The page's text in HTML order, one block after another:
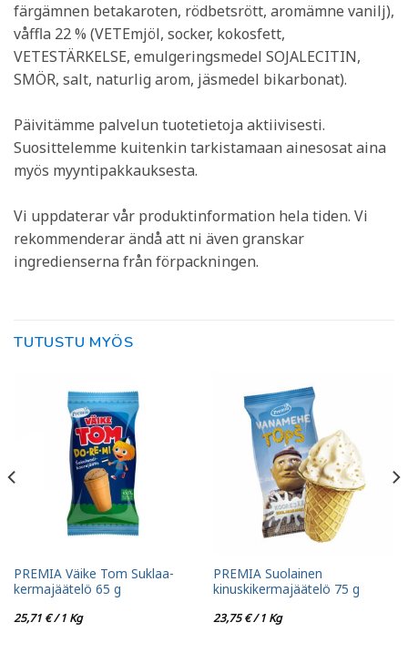
färgämnen betakaroten, rödbetsrött, aromämne vanilj),
våffla 22 % (VETEmjöl, socker, kokosfett,
VETESTÄRKELSE, emulgeringsmedel SOJALECITIN,
SMÖR, salt, naturlig arom, jäsmedel bikarbonat).
Päivitämme palvelun tuotetietoja aktiivisesti.
Suosittelemme kuitenkin tarkistamaan ainesosat aina
myös myyntipakkauksesta.
Vi uppdaterar vår produktinformation hela tiden. Vi
rekommenderar ändå att ni även granskar
ingredienserna från förpackningen.
TUTUSTU MYÖS
PREMIA Väike Tom Suklaa-
kermajäätelö 65 g
25,71 €/ 1 Kg
PREMIA Suolainen
kinuskikermajäätelö 75 g
23,75€/ 1 Kg